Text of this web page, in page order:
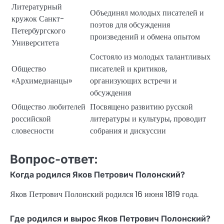
Литературный
кружок Санкт-
Петербургского
Университета
Объединял молодых писателей и
поэтов для обсуждения
произведений и обмена опытом
Общество
«Архимедианцы»
Состояло из молодых талантливых
писателей и критиков,
организующих встречи и
обсуждения
Общество любителей
российской
словесности
Посвящено развитию русской
литературы и культуры, проводит
собрания и дискуссии
Вопрос-ответ:
Когда родился Яков Петрович Полонский?
Яков Петрович Полонский родился 16 июня 1819 года.
Где родился и вырос Яков Петрович Полонский?